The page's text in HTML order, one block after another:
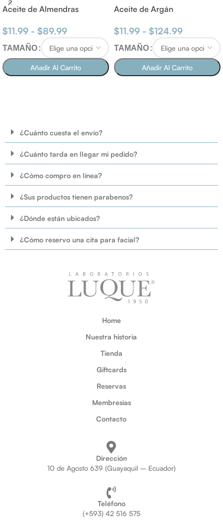
Aceite de Almendras
$11.99 - $89.99
TAMAÑO
Añadir Al Carrito
Aceite de Argán
$11.99 - $124.99
TAMAÑO
Añadir Al Carrito
¿Cuánto cuesta el envío?
¿Cuánto tarda en llegar mi pedido?
¿Cómo compro en línea?
¿Sus productos tienen parabenos?
¿Dónde están ubicados?
¿Cómo reservo una cita para facial?
Home
Nuestra historia
Tienda
Giftcards
Reservas
Membresias
Contacto
Dirección
10 de Agosto 639 (Guayaquil – Ecuador)
Teléfono
(+593) 42 516 575